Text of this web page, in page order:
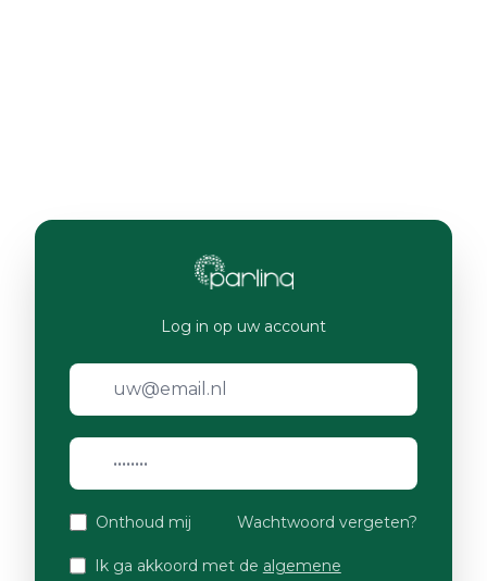
Log in op uw account
Onthoud mij Wachtwoord vergeten?
Ik ga akkoord met de algemene